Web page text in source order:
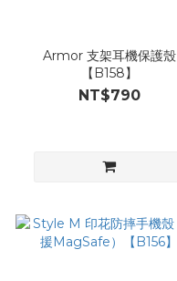
Armor 支架耳機保護殼
【B158】
NT$790